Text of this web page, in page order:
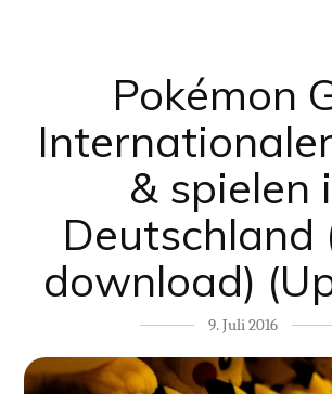
Pokémon
& spielen
Deutschland
download)
9. Juli 2016